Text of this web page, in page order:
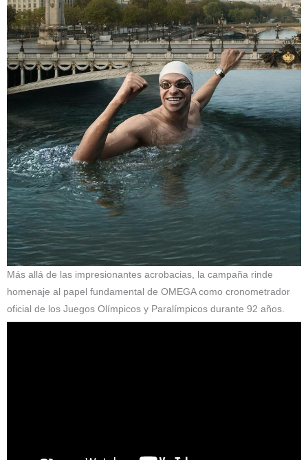
Más allá de las impresionantes acrobacias, la campaña rinde
homenaje al papel fundamental de OMEGA como cronometrador
oficial de los Juegos Olímpicos y Paralímpicos durante 92 años.